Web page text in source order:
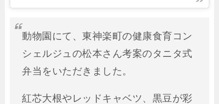
動物園にて、東神楽町の健康食育コン
シェルジュの松本さん考案のタニタ式
弁当をいただきました。
紅芯大根やレッドキャベツ、黒豆が彩